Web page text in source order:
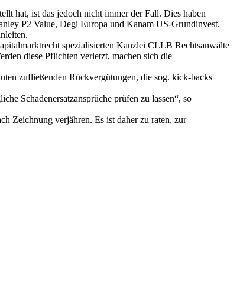
hat, ist das jedoch nicht immer der Fall. Dies haben
P2 Value, Degi Europa und Kanam US-Grundinvest.
spezialisierten Kanzlei CLLB Rechtsanwälte
diese Pflichten verletzt, machen sich die
zufließenden Rückvergütungen, die sog. kick-backs
Schadenersatzansprüche prüfen zu lassen“, so
Zeichnung verjähren. Es ist daher zu raten, zur